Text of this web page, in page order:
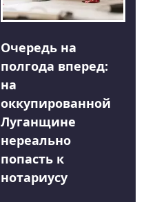
Очередь на
полгода вперед:
на
оккупированной
Луганщине
нереально
попасть к
нотариусу